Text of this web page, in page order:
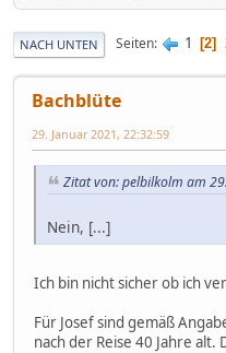
NACH UNTEN Seiten 1 2
Bachblüte
29. Januar 2021, 22:32:59
Zitat von: pelbilkolm am
Nein, [...]
Ich bin nicht sicher ob ich
Für Josef sind gemäß
nach der Reise 40 Jahre